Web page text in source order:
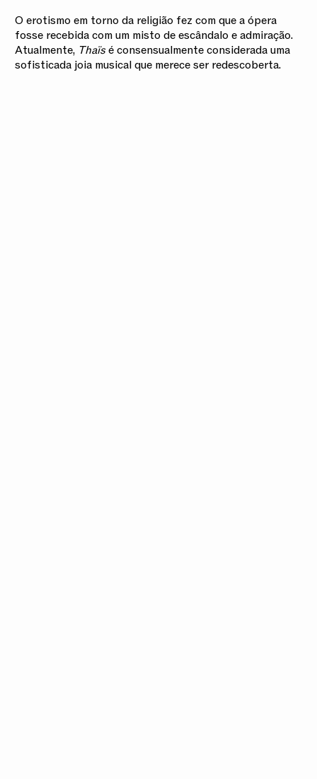
O erotismo em torno da religião fez com que a ópera
fosse recebida com um misto de escândalo e admiração.
Atualmente, Thaïsé consensualmente considerada uma
sofisticada joia musical que merece ser redescoberta.